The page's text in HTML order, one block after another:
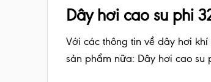
Dây hơi cao su phi
Với các thông tin về dây hơi
sản phẩm nữa: Dây hơi cao su